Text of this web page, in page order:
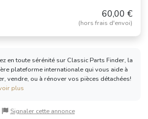
60,00 €
(hors frais d'envoi)
en toute sérénité sur Classic Parts Finder, la
plateforme internationale qui vous aide à
vendre, ou à rénover vos pièces détachées!
plus
Signaler cette annonce